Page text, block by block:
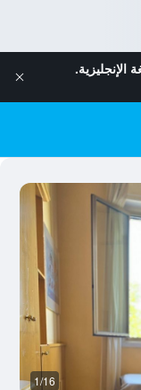
الإنجليزية.
1/16